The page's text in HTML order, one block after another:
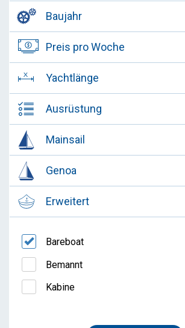
Baujahr
Preis pro Woche
Yachtlänge
Ausrüstung
Mainsail
Genoa
Erweitert
Bareboat
Bemannt
Kabine